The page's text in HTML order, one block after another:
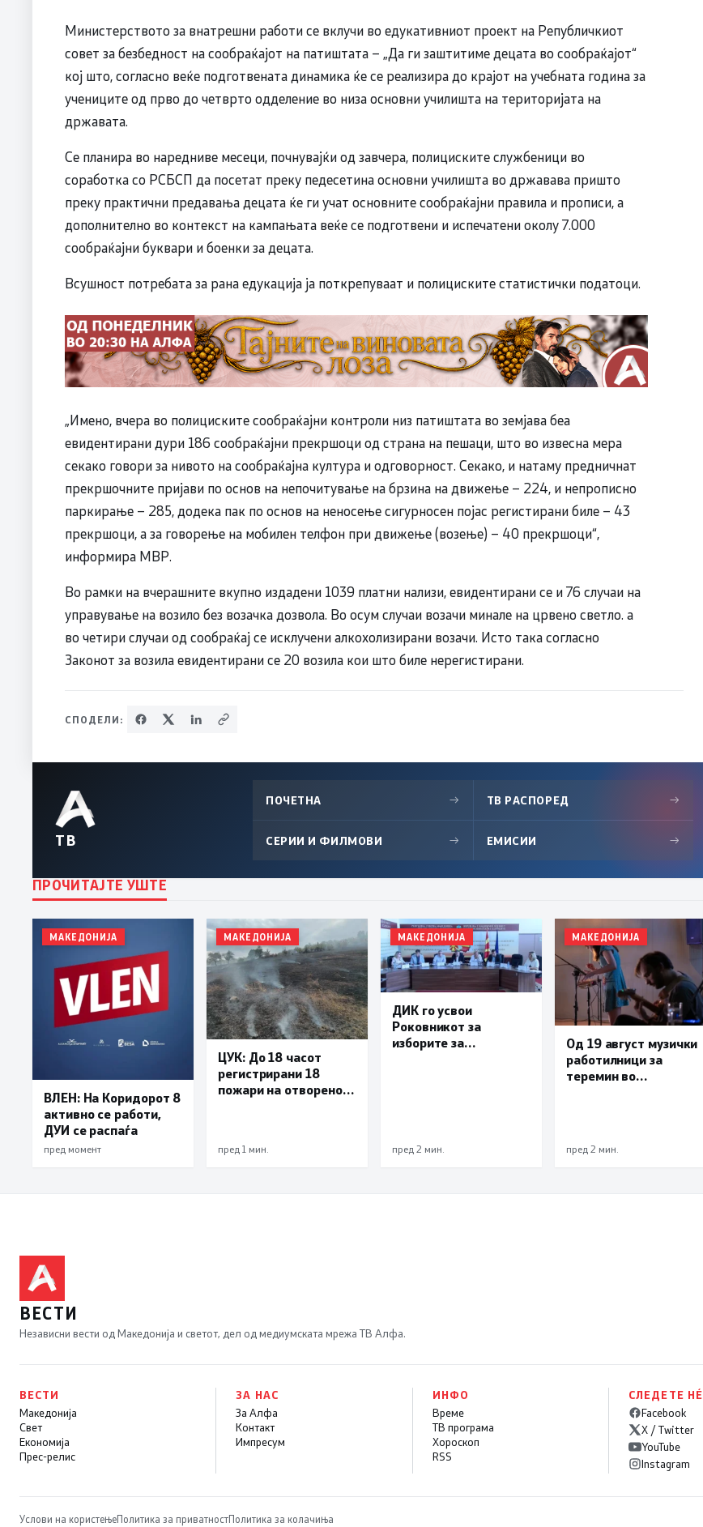
Министерството за внатрешни работи се вклучи во едукативниот проект на Републичкиот
совет за безбедност на сообраќајот на патиштата – „Да ги заштитиме децата во сообраќајот“
кој што, согласно веќе подготвената динамика ќе се реализира до крајот на учебната година за
учениците од прво до четврто одделение во низа основни училишта на територијата на
државата.
Се планира во наредниве месеци, почнувајќи од завчера, полициските службеници во
соработка со РСБСП да посетат преку педесетина основни училишта во државава пришто
преку практични предавања децата ќе ги учат основните сообраќајни правила и прописи, а
дополнително во контекст на кампањата веќе се подготвени и испечатени околу 7.000
сообраќајни буквари и боенки за децата.
Всушност потребата за рана едукација ја поткрепуваат и полициските статистички податоци.
„Имено, вчера во полициските сообраќајни контроли низ патиштата во земјава беа
евидентирани дури 186 сообраќајни прекршоци од страна на пешаци, што во извесна мера
секако говори за нивото на сообраќајна култура и одговорност. Секако, и натаму предничнат
прекршочните пријави по основ на непочитување на брзина на движење – 224, и непрописно
паркирање – 285, додека пак по основ на неносење сигурносен појас регистирани биле – 43
прекршоци, а за говорење на мобилен телфон при движење (возење) – 40 прекршоци“,
информира МВР.
Во рамки на вчерашните вкупно издадени 1039 платни нализи, евидентирани се и 76 случаи на
управување на возило без возачка дозвола. Во осум случаи возачи минале на црвено светло. а
во четири случаи од сообраќај се исклучени алкохолизирани возачи. Исто така согласно
Законот за возила евидентирани се 20 возила кои што биле нерегистирани.
СПОДЕЛИ:
ТВ
ПОЧЕТНА → ТВ РАСПОРЕД →
СЕРИИ И ФИЛМОВИ → ЕМИСИИ →
ПРОЧИТАЈТЕ УШТЕ
МАКЕДОНИЈА
ВЛЕН: На Коридорот 8
активно се работи,
ДУИ се распаѓа
пред момент
МАКЕДОНИЈА
ЦУК: До 18 часот
регистрирани 18
пожари на отворено,
пред 1 мин.
МАКЕДОНИЈА
ДИК го усвои
Роковникот за
изборите за
пред 2 мин.
МАКЕДОНИЈА
Од 19 август музички
работилници за
теремин во
пред 2 мин.
ВЕСТИ
Независни вести од Македонија и светот, дел од медиумската мрежа ТВ Алфа.
ВЕСТИ
Македонија
Свет
Економија
Прес-релис
ЗА НАС
За Алфа
Контакт
Импресум
ИНФО
Време
ТВ програма
Хороскоп
RSS
СЛЕДЕТЕ НÉ
Facebook
X / Twitter
YouTube
Instagram
Услови на користењеПолитика за приватностПолитика за колачиња